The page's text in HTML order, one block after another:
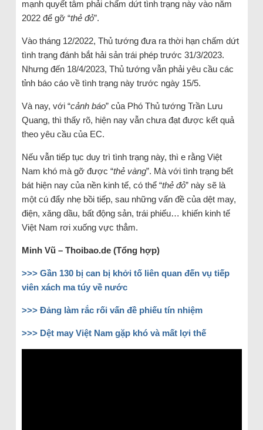
mạnh quyết tâm phải chấm dứt tình trạng này vào năm
2022 để gỡ “thẻ đỏ”.
Vào tháng 12/2022, Thủ tướng đưa ra thời hạn chấm dứt
tình trạng đánh bắt hải sản trái phép trước 31/3/2023.
Nhưng đến 18/4/2023, Thủ tướng vẫn phải yêu cầu các
tỉnh báo cáo về tình trạng này trước ngày 15/5.
Và nay, với “cảnh báo” của Phó Thủ tướng Trần Lưu
Quang, thì thấy rõ, hiện nay vẫn chưa đạt được kết quả
theo yêu cầu của EC.
Nếu vẫn tiếp tục duy trì tình trạng này, thì e rằng Việt
Nam khó mà gỡ được “thẻ vàng”. Mà với tình trạng bết
bát hiện nay của nền kinh tế, có thể “thẻ đỏ” này sẽ là
một cú đẩy nhẹ bồi tiếp, sau những vấn đề của dệt may,
điện, xăng dầu, bất động sản, trái phiếu… khiến kinh tế
Việt Nam rơi xuống vực thẳm.
Minh Vũ – Thoibao.de (Tổng hợp)
>>> Gần 130 bị can bị khởi tố liên quan đến vụ tiếp
viên xách ma túy về nước
>>> Đảng làm rắc rối vấn đề phiếu tín nhiệm
>>> Dệt may Việt Nam gặp khó và mất lợi thế